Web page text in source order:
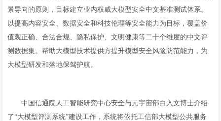
景导向的原则，目标建立业内权威大模型安全中文基准测试体系。
以提高内容安全、数据安全和科技伦理等安全能力为目标，覆盖价
值观正确、合法合规、隐私保护、文明健康等二十个维度的中文评
测数据集。帮助大模型技术提供方提升模型安全风险防范能力，为
大模型研发和落地保驾护航。
中国信通院人工智能研究中心安全与元宇宙部白入文博士介绍
了“大模型评测系统”建设工作，系统将依托工信部大模型公共服务